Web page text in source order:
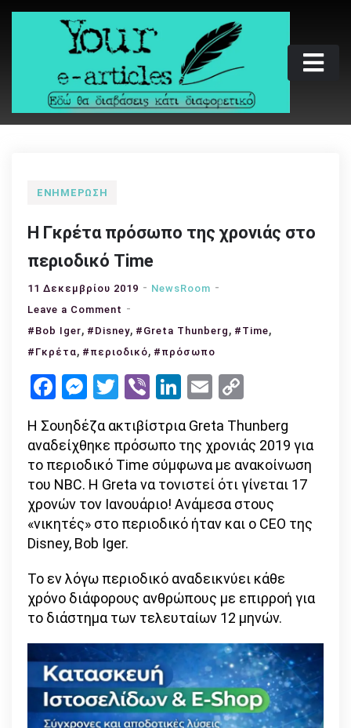
Skip
Your e-articles
Εδώ θα διαβάσεις κάτι διαφορετικό
ΕΝΗΜΈΡΩΣΗ
Η Γκρέτα πρόσωπο της χρονιάς στο
περιοδικό Time
11 Δεκεμβρίου 2019
NewsRoom
Leave a Comment on
Η
Γκρέτα
της
στο
περιοδικό
Time
#Bob Iger, #Disney, #Greta Thunberg , #Time,
#Γκρέτα, #περιοδικό, #πρόσωπο
Facebook
Messenger
Twitter
ViberLinkedIn
Email
Link
Η Σουηδέζα ακτιβίστρια Greta Thunberg
αναδείχθηκε πρόσωπο της χρονιάς 2019 για
το περιοδικό Time σύμφωνα με ανακοίνωση
του NBC. H Greta να τονιστεί ότι γίνεται 17
χρονών τον Ιανουάριο! Ανάμεσα στους
«νικητές» στο περιοδικό ήταν και ο CEO της
Disney, Bob Iger.
Το εν λόγω περιοδικό αναδεικνύει κάθε
χρόνο διάφορους ανθρώπους με επιρροή για
το διάστημα των τελευταίων 12 μηνών.